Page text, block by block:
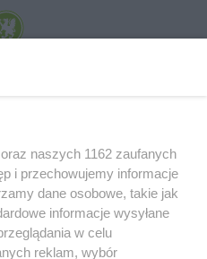
Serwis Informacyjny Miasta
HOSTING
naszych 1162 zaufanych
i przechowujemy informacje
dane osobowe, takie jak
informacje wysyłane
w celu
reklam, wybór